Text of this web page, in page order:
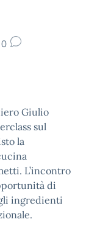
0
Giulio
sul
la
L’incontro
di
ingredienti